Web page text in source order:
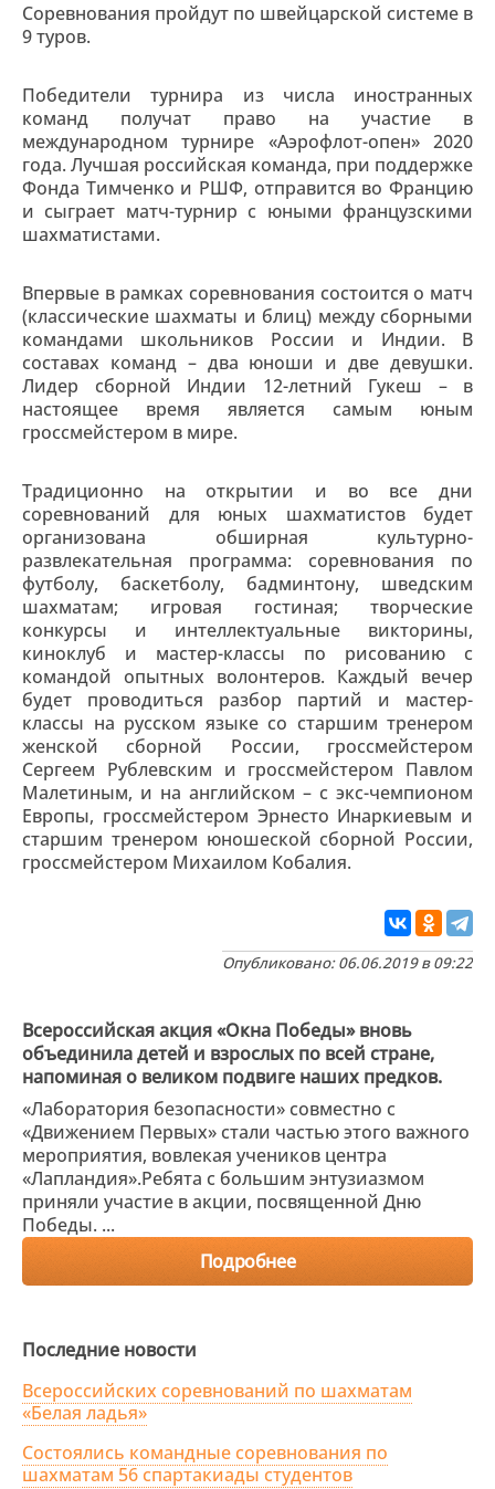
Соревнования пройдут по швейцарской системе в
9 туров.
Победители турнира из числа иностранных
команд получат право на участие в
международном турнире «Аэрофлот-опен» 2020
года. Лучшая российская команда, при поддержке
Фонда Тимченко и РШФ, отправится во Францию
и сыграет матч-турнир с юными французскими
шахматистами.
Впервые в рамках соревнования состоится о матч
(классические шахматы и блиц) между сборными
командами школьников России и Индии. В
составах команд – два юноши и две девушки.
Лидер сборной Индии 12-летний Гукеш – в
настоящее время является самым юным
гроссмейстером в мире.
Традиционно на открытии и во все дни
соревнований для юных шахматистов будет
организована обширная культурно-
развлекательная программа: соревнования по
футболу, баскетболу, бадминтону, шведским
шахматам; игровая гостиная; творческие
конкурсы и интеллектуальные викторины,
киноклуб и мастер-классы по рисованию с
командой опытных волонтеров. Каждый вечер
будет проводиться разбор партий и мастер-
классы на русском языке со старшим тренером
женской сборной России, гроссмейстером
Сергеем Рублевским и гроссмейстером Павлом
Малетиным, и на английском – с экс-чемпионом
Европы, гроссмейстером Эрнесто Инаркиевым и
старшим тренером юношеской сборной России,
гроссмейстером Михаилом Кобалия.
Опубликовано: 06.06.2019 в 09:22
Всероссийская акция «Окна Победы» вновь
объединила детей и взрослых по всей стране,
напоминая о великом подвиге наших предков.
«Лаборатория безопасности» совместно с
«Движением Первых» стали частью этого важного
мероприятия, вовлекая учеников центра
«Лапландия».Ребята с большим энтузиазмом
приняли участие в акции, посвященной Дню
Победы. ...
Подробнее
Последние новости
Всероссийских соревнований по шахматам
«Белая ладья»
Состоялись командные соревнования по
шахматам 56 спартакиады студентов